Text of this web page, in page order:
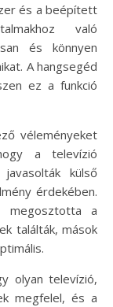
és a beépített
való
és könnyen
A hangsegéd
ez a funkció
véleményeket
a televízió
külső
érdekében.
megosztotta a
találták, mások
olyan televízió,
megfelel, és a